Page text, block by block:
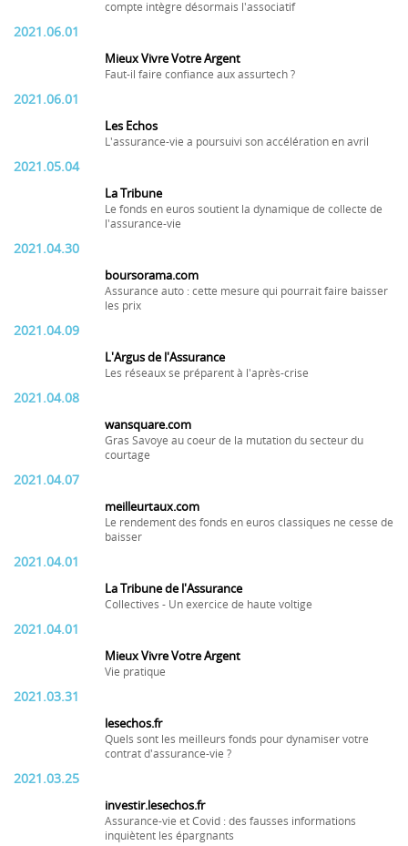
compte intègre désormais l'associatif
2021.06.01
Mieux Vivre Votre Argent
Faut-il faire confiance aux assurtech ?
2021.06.01
Les Echos
L'assurance-vie a poursuivi son accélération en avril
2021.05.04
La Tribune
Le fonds en euros soutient la dynamique de collecte de
l'assurance-vie
2021.04.30
boursorama.com
Assurance auto : cette mesure qui pourrait faire baisser
les prix
2021.04.09
L'Argus de l'Assurance
Les réseaux se préparent à l'après-crise
2021.04.08
wansquare.com
Gras Savoye au coeur de la mutation du secteur du
courtage
2021.04.07
meilleurtaux.com
Le rendement des fonds en euros classiques ne cesse de
baisser
2021.04.01
La Tribune de l'Assurance
Collectives - Un exercice de haute voltige
2021.04.01
Mieux Vivre Votre Argent
Vie pratique
2021.03.31
lesechos.fr
Quels sont les meilleurs fonds pour dynamiser votre
contrat d'assurance-vie ?
2021.03.25
investir.lesechos.fr
Assurance-vie et Covid : des fausses informations
inquiètent les épargnants